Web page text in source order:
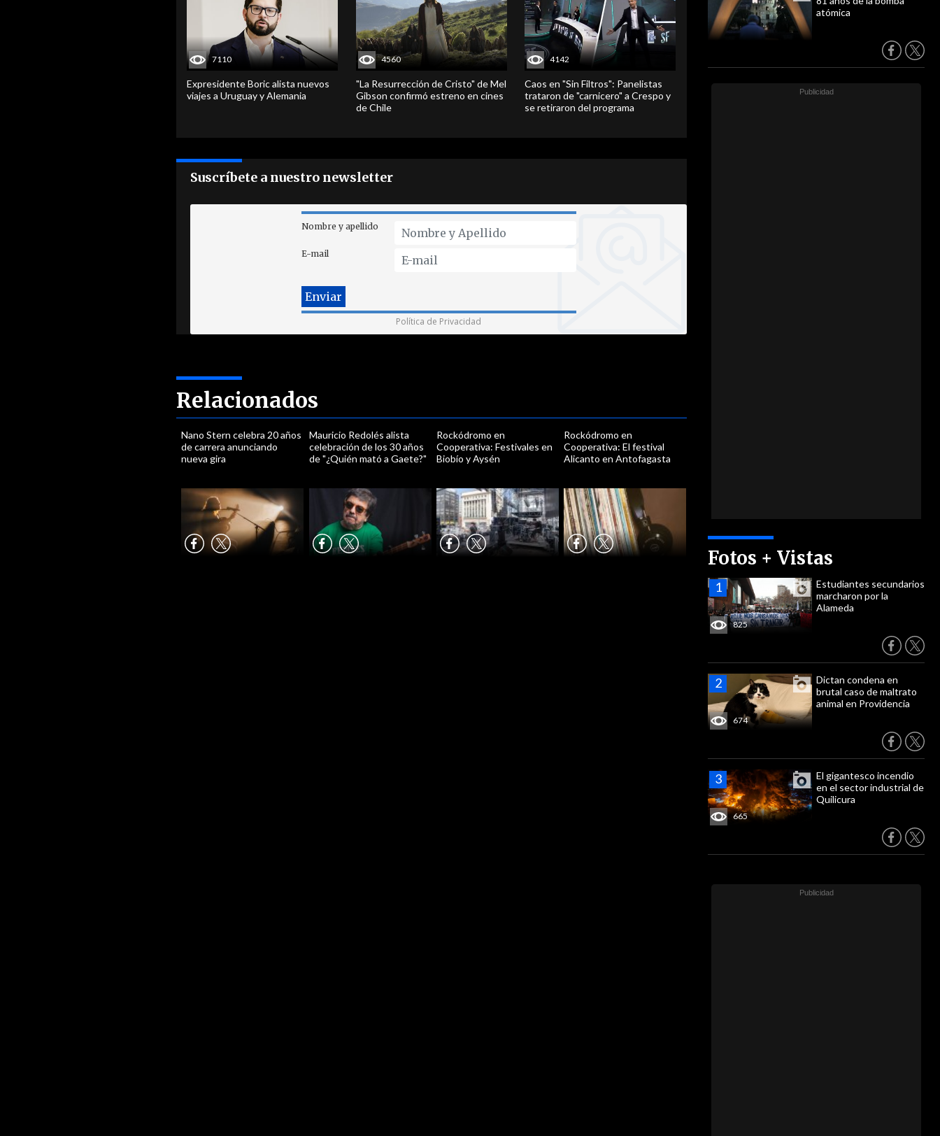
atómica
Fotos + Vistas
825
Estudiantes secundarios
marcharon por la
Alameda
674
Dictan condena en
brutal caso de maltrato
animal en Providencia
665
El gigantesco incendio
en el sector industrial de
Quilicura
7110
Expresidente Boric alista nuevos
viajes a Uruguay y Alemania
4560
"La Resurrección de Cristo" de Mel
Gibson confirmó estreno en cines
de Chile
4142
Caos en "Sin Filtros": Panelistas
trataron de "carnicero" a Crespo y
se retiraron del programa
Suscríbete a nuestro newsletter
Nombre y apellido
E-mail
Política de Privacidad
Relacionados
Nano Stern celebra 20 años
de carrera anunciando
nueva gira
Mauricio Redolés alista
celebración de los 30 años
de "¿Quién mató a Gaete?"
Rockódromo en
Cooperativa: Festivales en
Biobío y Aysén
Rockódromo en
Cooperativa: El festival
Alicanto en Antofagasta